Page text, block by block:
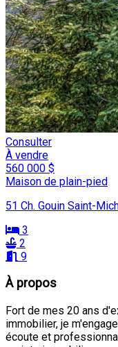
Consulter
À vendre
560 000 $
Maison de plain-pied
51 Ch. Gouin Saint-
3
2
9
À propos
Fort de mes 20 ans
immobilier, je
écoute et